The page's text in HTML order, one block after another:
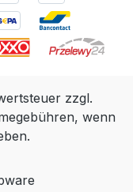
zzgl.
wenn